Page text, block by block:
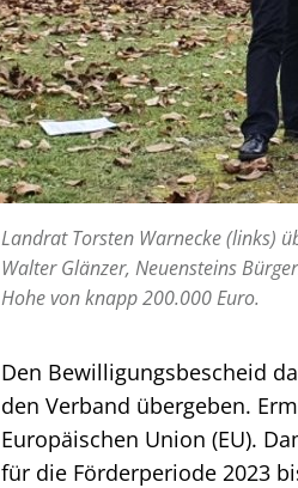
Landrat Torsten Warnecke (links)
Walter Glänzer, Neuensteins
Hohe von knapp 200.000 Euro.
Den Bewilligungsbescheid
den Verband übergeben.
Europäischen Union (EU).
für die Förderperiode 2023